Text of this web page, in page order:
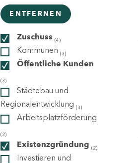
ENTFERNEN
Zuschuss (4)
Kommunen (3)
Öffentliche Kunden
(3)
Städtebau und
Regionalentwicklung (3)
Arbeitsplatzförderung
(2)
Existenzgründung (2)
Investieren und